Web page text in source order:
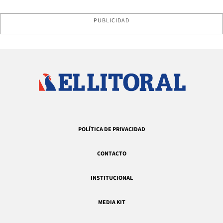
PUBLICIDAD
POLÍTICA DE PRIVACIDAD
CONTACTO
INSTITUCIONAL
MEDIA KIT